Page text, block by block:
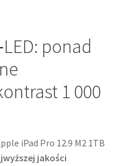
ponad
1 000
iPad Pro 12.9 M2 1TB
jakości